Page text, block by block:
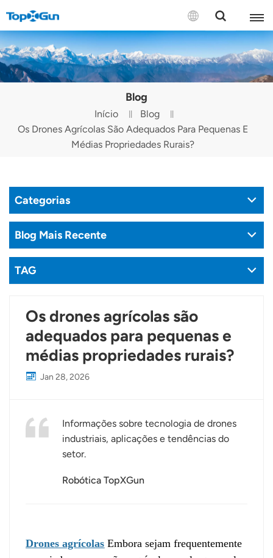
CONTATE-NOS
English
Русский
Português(Brasil)
Türkçe
Tiếng Việt
Blog
Início
Blog
Os Drones Agrícolas São Adequados Para Pequenas E
Médias Propriedades Rurais?
Categorias
Blog Mais Recente
TAG
Os drones agrícolas são
adequados para pequenas e
médias propriedades rurais?
Jan 28, 2026
Informações sobre tecnologia de drones
industriais, aplicações e tendências do
setor.
Robótica TopXGun
Drones agrícolas Embora sejam frequentemente